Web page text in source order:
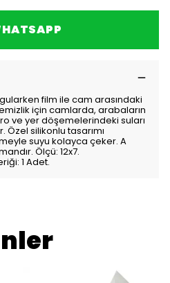
film ile cam arasındaki
için camlarda, arabaların
ve yer döşemelerindeki suları
silikonlu tasarımı
suyu kolayca çeker. A
Ölçü: 12x7.
1 Adet.